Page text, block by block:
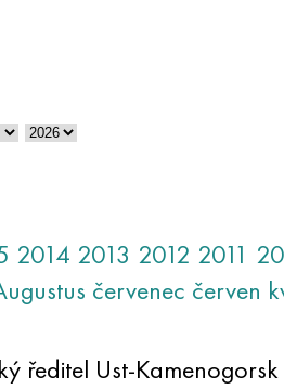
2014 2013 2012 2011
červenec červen
ředitel Ust-